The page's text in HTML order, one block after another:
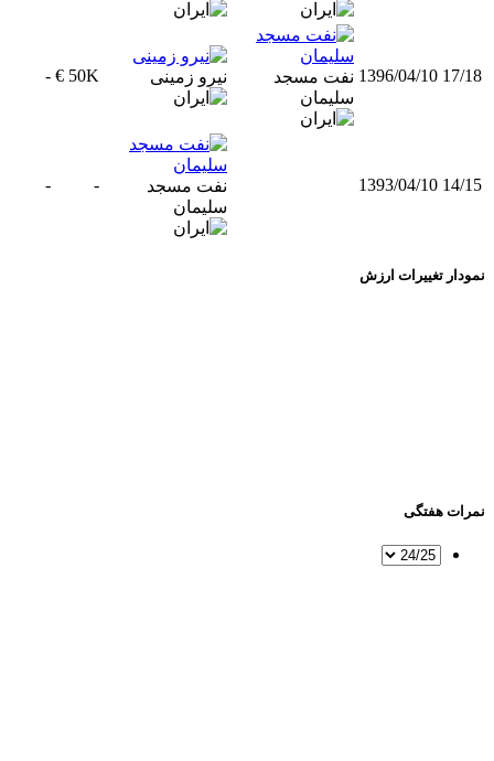
17/18
1396/04/10 نفت مسجد
سلیمان
نیرو زمینی 50K €
-
14/15
1393/04/10
نفت مسجد
سلیمان
-
-
نمودار تغییرات ارزش
نمرات هفتگی